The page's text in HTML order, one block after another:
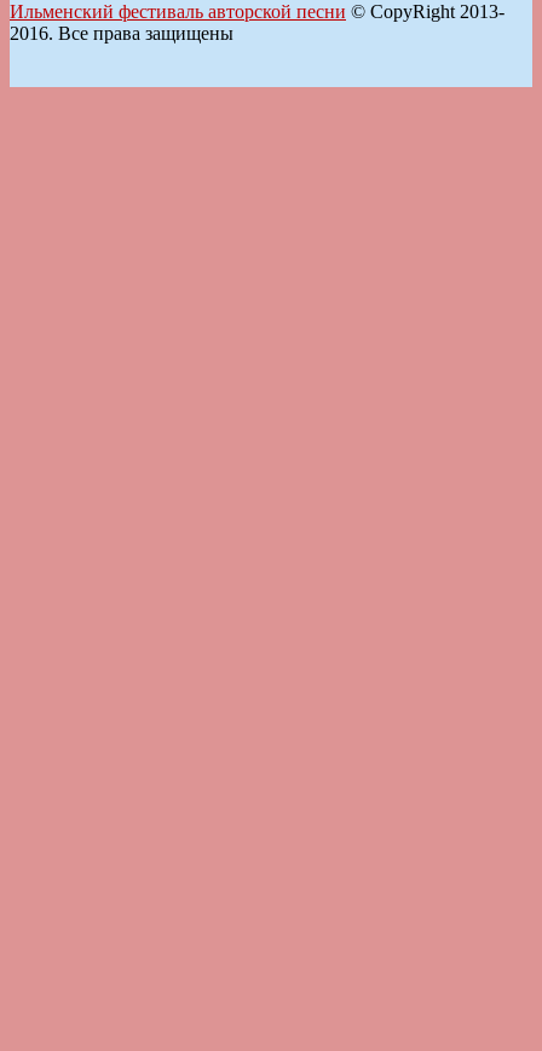
Ильменский фестиваль авторской песни © CopyRight 2013-
2016. Все права защищены